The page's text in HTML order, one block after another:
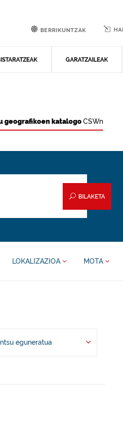
GARATZAILEAK
BERRIKUNTZAK
geografikoen katalogoCSWn
BILAKETA
LOKALIZAZIOA MOTA
eguneratua